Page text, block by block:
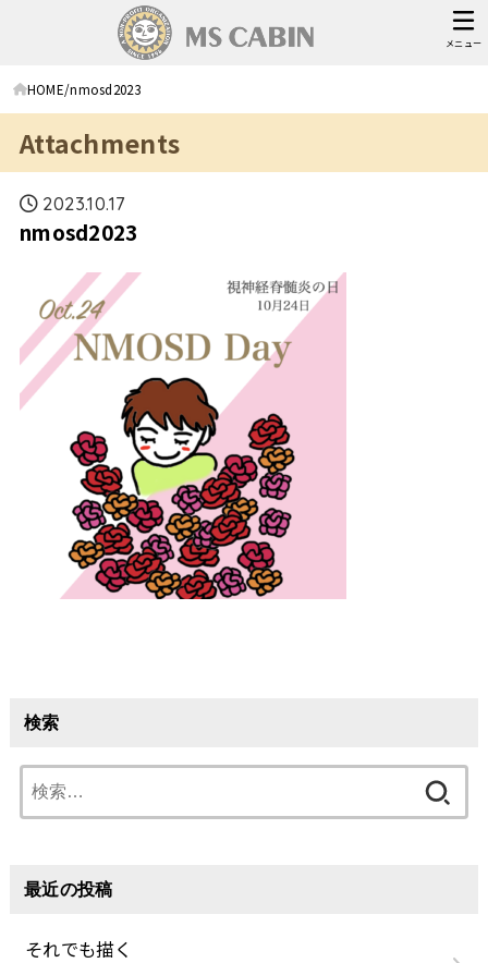
メニュー
HOME nmosd2023
Attachments
2023.10.17
nmosd2023
検索
索:
最近の投稿
それでも描く